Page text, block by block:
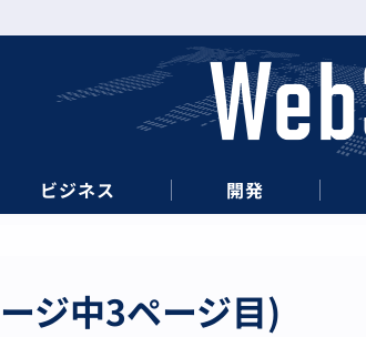
ビジネス 開発
ジ中3ページ目)